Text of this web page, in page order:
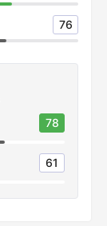
76
78
61